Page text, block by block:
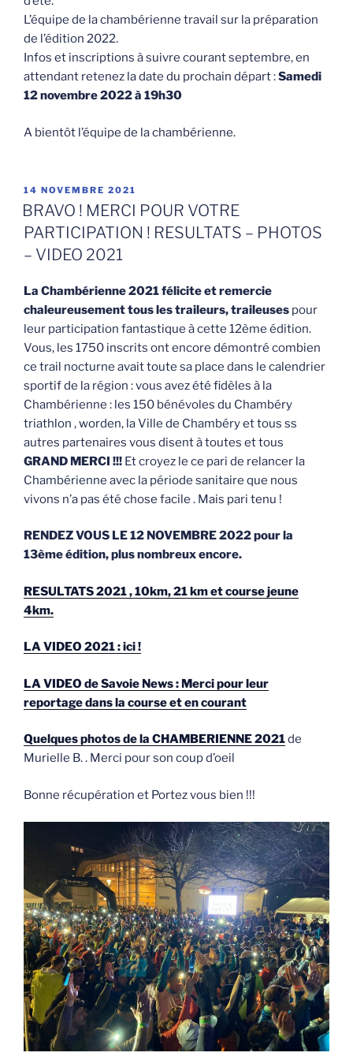
L’équipe de la chambérienne travail sur la préparation
de l’édition 2022.
Infos et inscriptions à suivre courant septembre, en
attendant retenez la date du prochain départ :Samedi
12 novembre 2022 à 19h30
A bientôt l’équipe de la chambérienne.
PUBLIÉ
LE
14 NOVEMBRE 2021
BRAVO ! MERCI POUR VOTRE
PARTICIPATION ! RESULTATS – PHOTOS
– VIDEO 2021
La Chambérienne 2021 félicite et remercie
chaleureusement tous les traileurs, traileuses pour
leur participation fantastique à cette 12ème édition.
Vous, les 1750 inscrits ont encore démontré combien
ce trail nocturne avait toute sa place dans le calendrier
sportif de la région : vous avez été fidèles à la
Chambérienne : les 150 bénévoles du Chambéry
triathlon , worden, la Ville de Chambéry et tous ss
autres partenaires vous disent à toutes et tous
GRAND MERCI !!! Et croyez le ce pari de relancer la
Chambérienne avec la période sanitaire que nous
vivons n’a pas été chose facile . Mais pari tenu !
RENDEZ VOUS LE 12 NOVEMBRE 2022 pour la
13ème édition, plus nombreux encore.
RESULTATS 2021 , 10km, 21 km et course jeune
4km.
LA VIDEO 2021 : ici !
LA VIDEO de Savoie News : Merci pour leur
reportage dans la course et en courant
Quelques photos de la CHAMBERIENNE 2021de
Murielle B. . Merci pour son coup d’oeil
Bonne récupération et Portez vous bien !!!